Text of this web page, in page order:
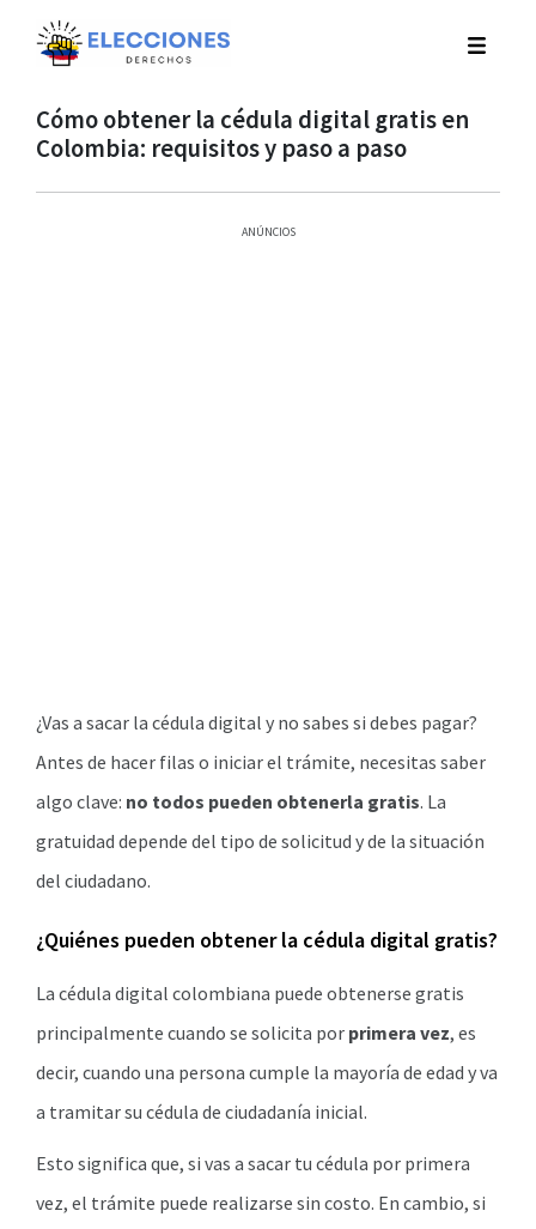
Cómo obtener la cédula digital gratis en
Colombia: requisitos y paso a paso
ANÚNCIOS
¿Vas a sacar la cédula digital y no sabes si debes pagar?
Antes de hacer filas o iniciar el trámite, necesitas saber
algo clave: no todos pueden obtenerla gratis. La
gratuidad depende del tipo de solicitud y de la situación
del ciudadano.
¿Quiénes pueden obtener la cédula digital gratis?
La cédula digital colombiana puede obtenerse gratis
principalmente cuando se solicita por primera vez, es
decir, cuando una persona cumple la mayoría de edad y va
a tramitar su cédula de ciudadanía inicial.
Esto significa que, si vas a sacar tu cédula por primera
vez, el trámite puede realizarse sin costo. En cambio, si